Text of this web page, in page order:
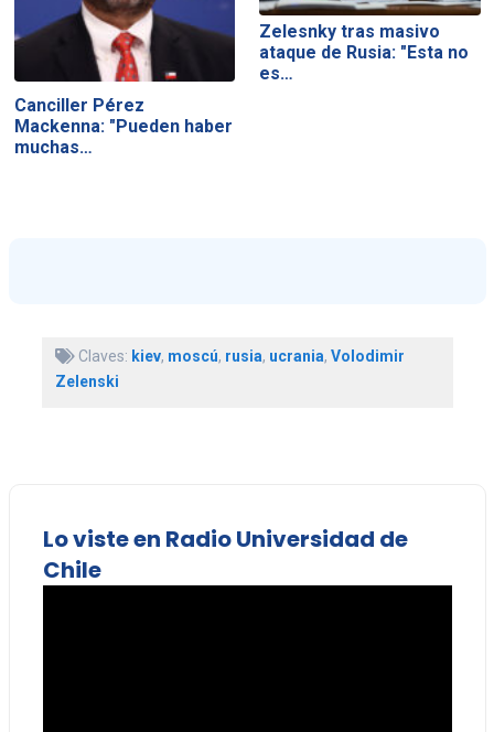
Canciller Pérez
Mackenna: "Pueden haber
muchas…
Zelesnky tras masivo
ataque de Rusia: "Esta no
es…
Claves: kiev, moscú, rusia, ucrania, Volodimir
Zelenski
Lo viste en Radio Universidad de
Chile